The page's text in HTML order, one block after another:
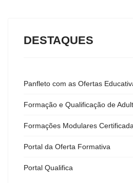
DESTAQUES
Panfleto com as Ofertas
Formação e Qualificação de
Formações Modulares
Portal da Oferta Formativa
Portal Qualifica